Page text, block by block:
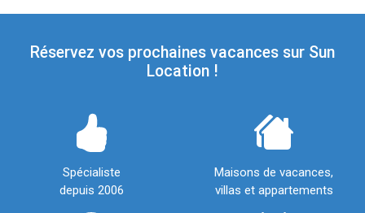
Réservez vos prochaines vacances sur Sun
Location !
Spécialiste
depuis 2006
Maisons de vacances,
villas et appartements